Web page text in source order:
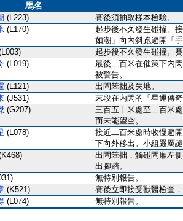
馬名
(L223) 賽後須抽取樣本檢驗。
(L170)
起步後不久發生碰撞。
如潮」向內斜跑避開「
起步後不久發生碰撞。
(L019)
最後二百米在催策下內
被警告。
(L121) 出閘笨拙及失地。
(J531) 末段在內閃的「星運傳
(G207)
三百五十米處至二百米
而未能望空。
(L078)
接近二百米處時收慢避
下向外移出。小組嚴厲
出閘笨拙，觸碰閘廂左
出腳踏。
無特別報告。
(K521) 賽後立即接受獸醫檢查
(L074) 無特別報告。